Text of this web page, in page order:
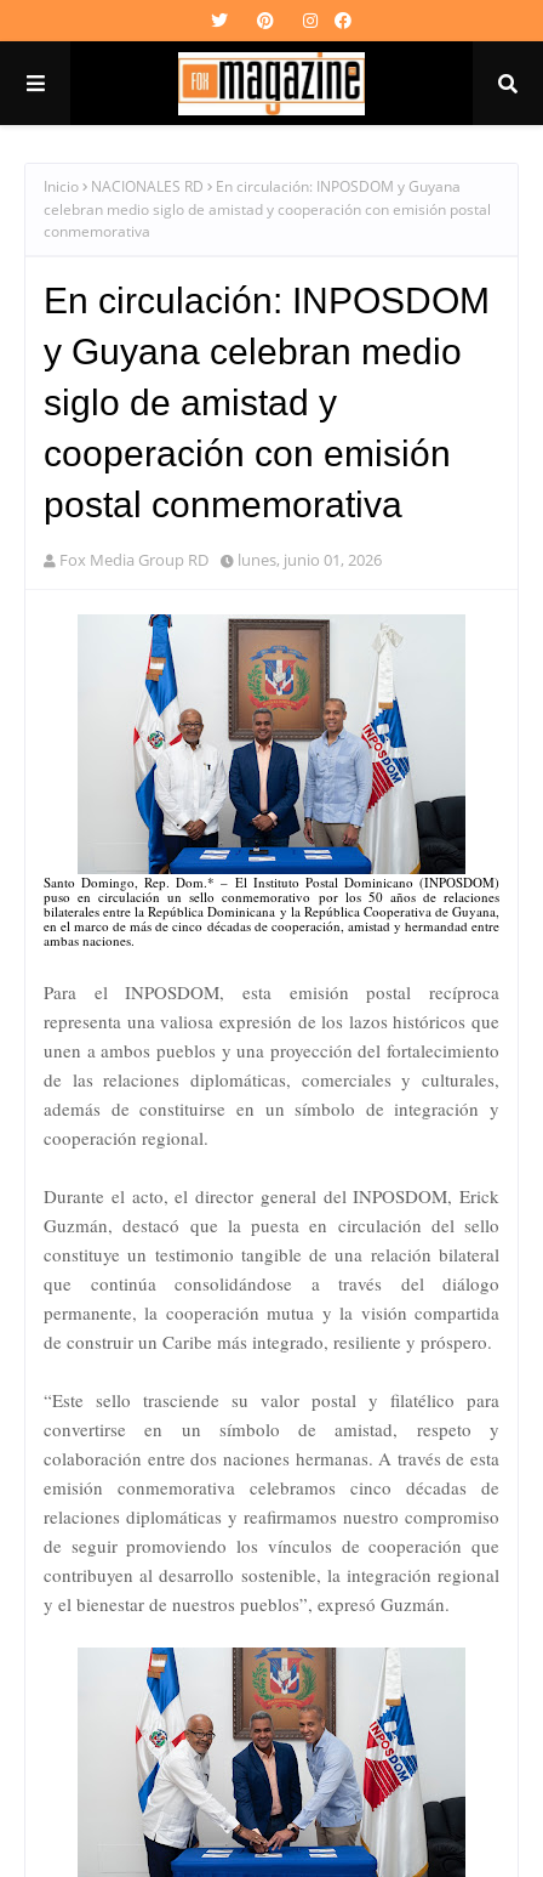
Inicio NACIONALES RD
En circulación: INPOSDOM y Guyana
celebran medio siglo de amistad y cooperación con emisión postal
conmemorativa
En circulación: INPOSDOM
y Guyana celebran medio
siglo de amistad y
cooperación con emisión
postal conmemorativa
Fox Media Group RD lunes, junio 01, 2026
Santo Domingo, Rep. Dom.* – El Instituto Postal Dominicano (INPOSDOM)
puso en circulación un sello conmemorativo por los 50 años de relaciones
bilaterales entre la República Dominicana y la República Cooperativa de Guyana,
en el marco de más de cinco décadas de cooperación, amistad y hermandad entre
ambas naciones.
Para el INPOSDOM, esta emisión postal recíproca
representa una valiosa expresión de los lazos históricos que
unen a ambos pueblos y una proyección del fortalecimiento
de las relaciones diplomáticas, comerciales y culturales,
además de constituirse en un símbolo de integración y
cooperación regional.
Durante el acto, el director general del INPOSDOM, Erick
Guzmán, destacó que la puesta en circulación del sello
constituye un testimonio tangible de una relación bilateral
que continúa consolidándose a través del diálogo
permanente, la cooperación mutua y la visión compartida
de construir un Caribe más integrado, resiliente y próspero.
“Este sello trasciende su valor postal y filatélico para
convertirse en un símbolo de amistad, respeto y
colaboración entre dos naciones hermanas. A través de esta
emisión conmemorativa celebramos cinco décadas de
relaciones diplomáticas y reafirmamos nuestro compromiso
de seguir promoviendo los vínculos de cooperación que
contribuyen al desarrollo sostenible, la integración regional
y el bienestar de nuestros pueblos”, expresó Guzmán.